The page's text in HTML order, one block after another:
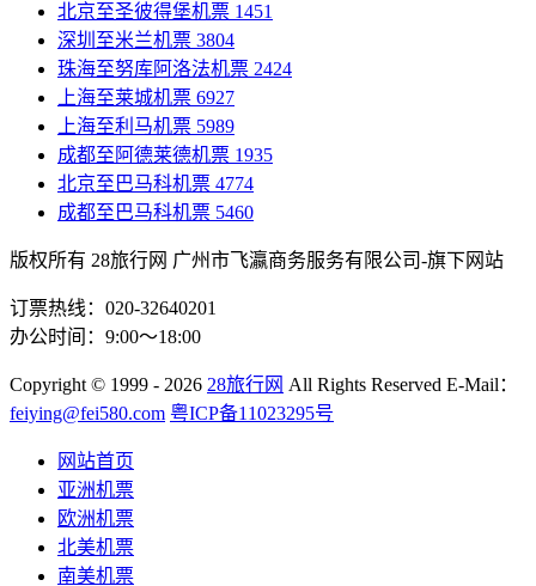
北京至圣彼得堡机票 1451
深圳至米兰机票 3804
珠海至努库阿洛法机票 2424
上海至莱城机票 6927
上海至利马机票 5989
成都至阿德莱德机票 1935
北京至巴马科机票 4774
成都至巴马科机票 5460
版权所有 28旅行网 广州市飞瀛商务服务有限公司-旗下网站
订票热线：020-32640201
办公时间：9:00～18:00
Copyright © 1999 - 2026 28旅行网 All Rights Reserved E-Mail：
feiying@fei580.com 粤ICP备11023295号
网站首页
亚洲机票
欧洲机票
北美机票
南美机票